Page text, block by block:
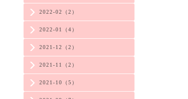
2022-02（2）
2022-01（4）
2021-12（2）
2021-11（2）
2021-10（5）